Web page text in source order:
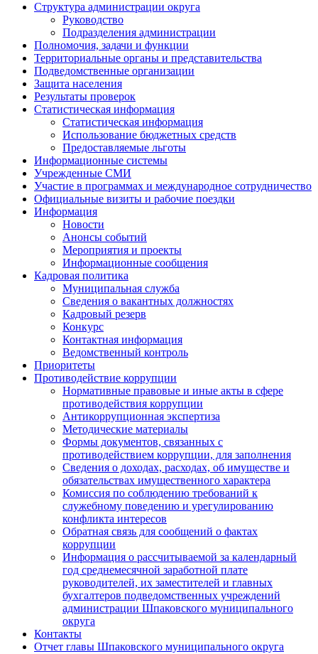
Структура администрации округа
Руководство
Подразделения администрации
Полномочия, задачи и функции
Территориальные органы и представительства
Подведомственные организации
Защита населения
Результаты проверок
Статистическая информация
Статистическая информация
Использование бюджетных средств
Предоставляемые льготы
Информационные системы
Учрежденные СМИ
Участие в программах и международное сотрудничество
Официальные визиты и рабочие поездки
Информация
Новости
Анонсы событий
Мероприятия и проекты
Информационные сообщения
Кадровая политика
Муниципальная служба
Сведения о вакантных должностях
Кадровый резерв
Конкурс
Контактная информация
Ведомственный контроль
Приоритеты
Противодействие коррупции
Нормативные правовые и иные акты в сфере
противодействия коррупции
Антикоррупционная экспертиза
Методические материалы
Формы документов, связанных с
противодействием коррупции, для заполнения
Сведения о доходах, расходах, об имуществе и
обязательствах имущественного характера
Комиссия по соблюдению требований к
служебному поведению и урегулированию
конфликта интересов
Обратная связь для сообщений о фактах
коррупции
Информация о рассчитываемой за календарный
год среднемесячной заработной плате
руководителей, их заместителей и главных
бухгалтеров подведомственных учреждений
администрации Шпаковского муниципального
округа
Контакты
Отчет главы Шпаковского муниципального округа